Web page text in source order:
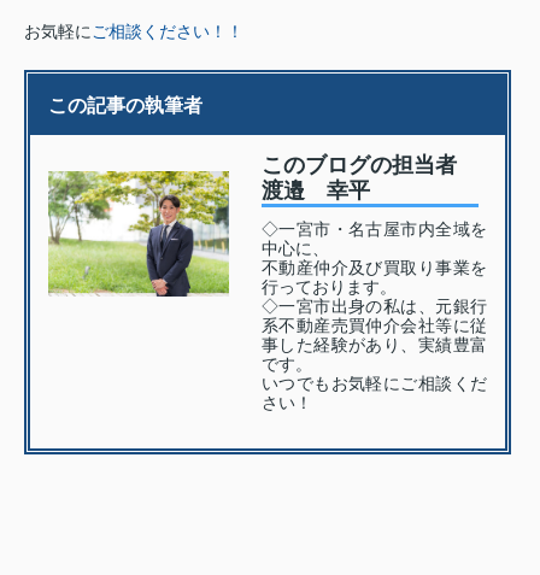
お気軽に ご相談ください！！
この記事の執筆者
このブログの担当者
渡邉 幸平
◇一宮市・名古屋市内全域を
中心に、
不動産仲介及び買取り事業を
行っております。
◇一宮市出身の私は、元銀行
系不動産売買仲介会社等に従
事した経験があり、実績豊富
です。
いつでもお気軽にご相談くだ
さい！